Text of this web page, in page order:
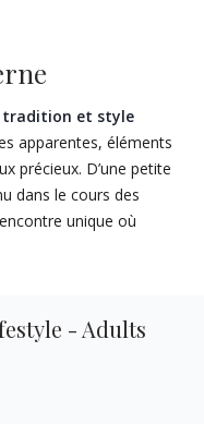
tradition et style
apparentes, éléments
précieux. D’une petite
dans le cours des
unique où
renouvelé et
riche de gout, de
attention à
et suites modernes,
- Adults